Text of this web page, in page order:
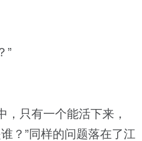
”
只有一个能活下来，
？”同样的问题落在了江